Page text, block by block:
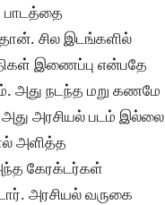
பாடத்தை
சில இடங்களில்
இணைப்பு என்பதே
அது நடந்த மறு கணமே
அரசியல் படம் இல்லை
அளித்த
கேரக்டர்கள்
அரசியல் வருகை